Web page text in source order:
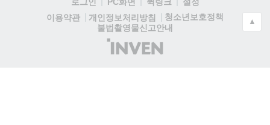
이용약관
개인정보처리방침
청소년보호정책
불법촬영물신고안내
(주)
인
▲